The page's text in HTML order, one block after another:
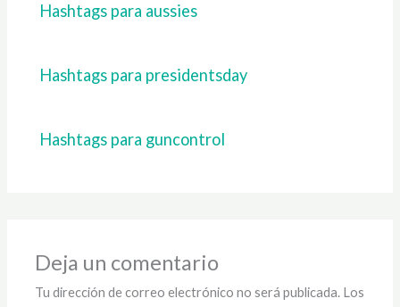
Hashtags para aussies
Hashtags para presidentsday
Hashtags para guncontrol
Deja un comentario
Tu dirección de correo electrónico no será publicada. Los